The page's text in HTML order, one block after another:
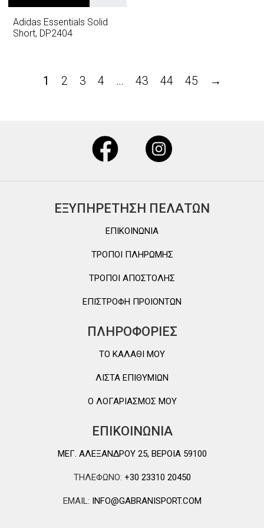
Adidas Essentials Solid
Short, DP2404
1 2 3 4 … 43 44 45 →
ΕΞΥΠΗΡΕΤΗΣΗ ΠΕΛΑΤΩΝ
ΕΠΙΚΟΙΝΩΝΙΑ
ΤΡΟΠΟΙ ΠΛΗΡΩΜΗΣ
ΤΡΟΠΟΙ ΑΠΟΣΤΟΛΗΣ
ΕΠΙΣΤΡΟΦΗ ΠΡΟΙΟΝΤΩΝ
ΠΛΗΡΟΦΟΡΙΕΣ
TO ΚΑΛΑΘΙ MOY
ΛΙΣΤΑ ΕΠΙΘΥΜΙΩΝ
Ο ΛΟΓΑΡΙΑΣΜΟΣ ΜΟΥ
ΕΠΙΚΟΙΝΩΝΙΑ
ΜΕΓ. ΑΛΕΞΑΝΔΡΟΥ 25, ΒΕΡΟΙΑ 59100
ΤΗΛΕΦΩΝΟ: +30 23310 20450
EMAIL: INFO@GABRANISPORT.COM